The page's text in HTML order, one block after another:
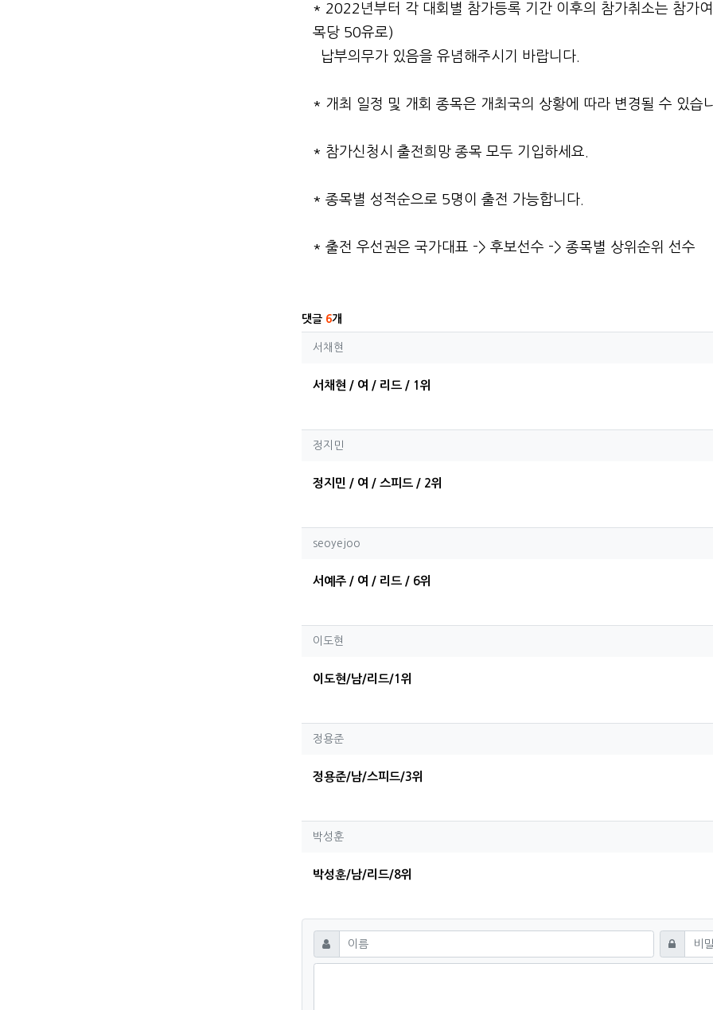
* 2022년부터 각 대회별 참가등록 기간 이후의 참가취소는 참가
목당 50유로)
납부의무가 있음을 유념해주시기 바랍니다.
* 개최 일정 및 개회 종목은 개최국의 상황에 따라 변경될 수 있습
* 참가신청시 출전희망 종목 모두 기입하세요.
* 종목별 성적순으로 5명이 출전 가능합니다.
* 출전 우선권은 국가대표 -> 후보선수 -> 종목별 상위순위 선수
댓글 6개
서채현님의 댓글
서채현
서채현 / 여 / 리드 / 1위
정지민님의 댓글
정지민
정지민 / 여 / 스피드 / 2위
seoyejoo님의 댓글
seoyejoo
서예주 / 여 / 리드 / 6위
이도현님의 댓글
이도현
이도현/남/리드/1위
정용준님의 댓글
정용준
정용준/남/스피드/3위
박성훈님의 댓글
박성훈
박성훈/남/리드/8위
댓글쓰기
이름 필수 비밀번호